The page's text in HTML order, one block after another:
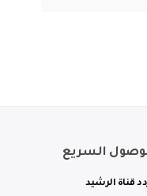
السريع
قناة الرشيد